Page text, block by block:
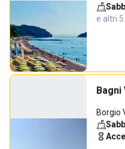
e altri 5…
Bagni
Borgio